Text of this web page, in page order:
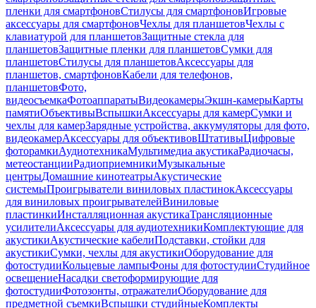
пленки для смартфоновСтилусы для смартфоновИгровые
аксессуары для смартфоновЧехлы для планшетовЧехлы с
клавиатурой для планшетовЗащитные стекла для
планшетовЗащитные пленки для планшетовСумки для
планшетовСтилусы для планшетовАксессуары для
планшетов, смартфоновКабели для телефонов,
планшетовФото,
видеосъемкаФотоаппаратыВидеокамерыЭкшн-камерыКарты
памятиОбъективыВспышкиАксессуары для камерСумки и
чехлы для камерЗарядные устройства, аккумуляторы для фото,
видеокамерАксессуары для объективовШтативыЦифровые
фоторамкиАудиотехникаМультимедиа акустикаРадиочасы,
метеостанцииРадиоприемникиМузыкальные
центрыДомашние кинотеатрыАкустические
системыПроигрыватели виниловых пластинокАксессуары
для виниловых проигрывателейВиниловые
пластинкиИнсталляционная акустикаТрансляционные
усилителиАксессуары для аудиотехникиКомплектующие для
акустикиАкустические кабелиПодставки, стойки для
акустикиСумки, чехлы для акустикиОборудование для
фотостудииКольцевые лампыФоны для фотостудииСтудийное
освещениеНасадки светоформирующие для
фотостудииФотозонты, отражателиОборудование для
предметной съемкиВспышки студийныеКомплекты